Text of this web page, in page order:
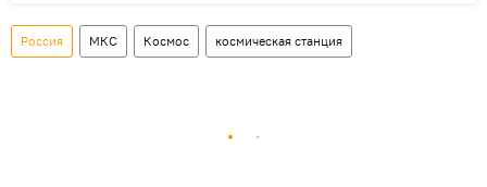
Россия МКС Космос космическая станция